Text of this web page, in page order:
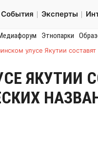
События Эксперты
Этнопарки
улусе Якутии составят
ЯКУТИИ